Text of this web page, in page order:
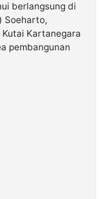
berlangsung di
Soeharto,
Kartanegara
pembangunan